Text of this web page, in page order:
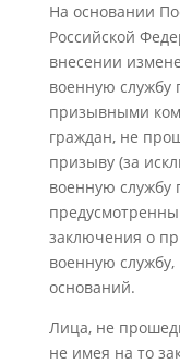
На основании
Российской
внесении
военную службу
призывными
граждан, не
призыву (за
военную службу
заключения о
военную
оснований.
Лица, не
не имея на то